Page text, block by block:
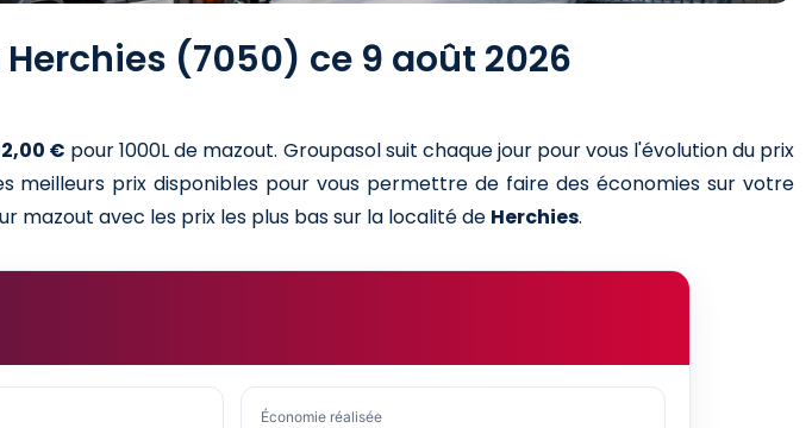
(7050) ce 9 août 2026
€ pour 1000L de mazout. Groupasol suit chaque jour pour vous l'évolution du prix
meilleurs prix disponibles pour vous permettre de faire des économies sur votre
mazout avec les prix les plus bas sur la localité de Herchies.
Économie réalisée